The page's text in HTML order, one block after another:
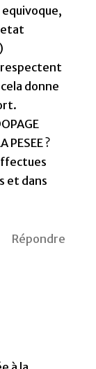
etat
donne
PESEE ?
et dans
Répondre